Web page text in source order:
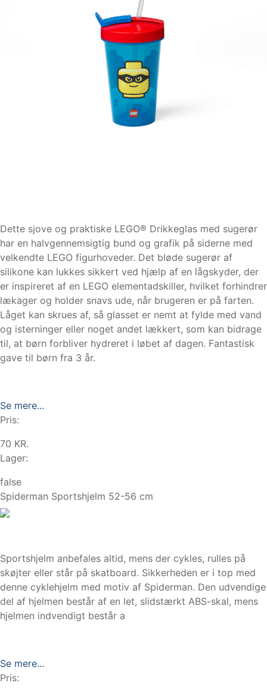
Dette sjove og praktiske LEGO® Drikkeglas med sugerør
har en halvgennemsigtig bund og grafik på siderne med
velkendte LEGO figurhoveder. Det bløde sugerør af
silikone kan lukkes sikkert ved hjælp af en lågskyder, der
er inspireret af en LEGO elementadskiller, hvilket forhindrer
lækager og holder snavs ude, når brugeren er på farten.
Låget kan skrues af, så glasset er nemt at fylde med vand
og isterninger eller noget andet lækkert, som kan bidrage
til, at børn forbliver hydreret i løbet af dagen. Fantastisk
gave til børn fra 3 år.
Se mere...
Pris:
70 KR.
Lager:
false
Spiderman Sportshjelm 52-56 cm
Sportshjelm anbefales altid, mens der cykles, rulles på
skøjter eller står på skatboard. Sikkerheden er i top med
denne cyklehjelm med motiv af Spiderman. Den udvendige
del af hjelmen består af en let, slidstærkt ABS-skal, mens
hjelmen indvendigt består a
Se mere...
Pris: